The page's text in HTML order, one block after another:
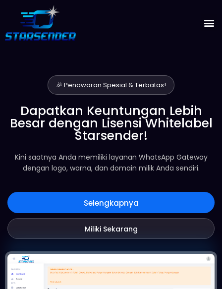
🎉 Penawaran Spesial & Terbatas!
Dapatkan Keuntungan Lebih
Besar dengan Lisensi Whitelabel
Starsender!
Kini saatnya Anda memiliki layanan WhatsApp Gateway
dengan logo, warna, dan domain milik Anda sendiri.
Selengkapnya
Miliki Sekarang